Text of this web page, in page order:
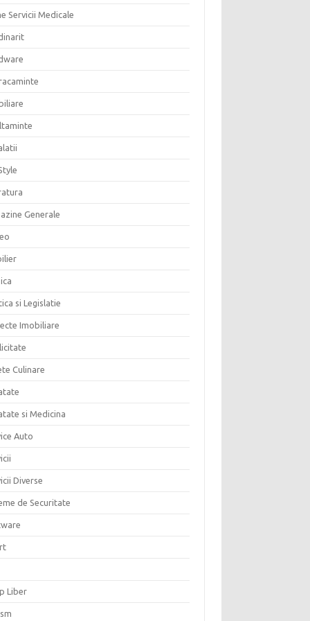
Servicii Medicale
Generale
si Legislatie
Imobiliare
Culinare
si Medicina
Auto
Diverse
de Securitate
Liber